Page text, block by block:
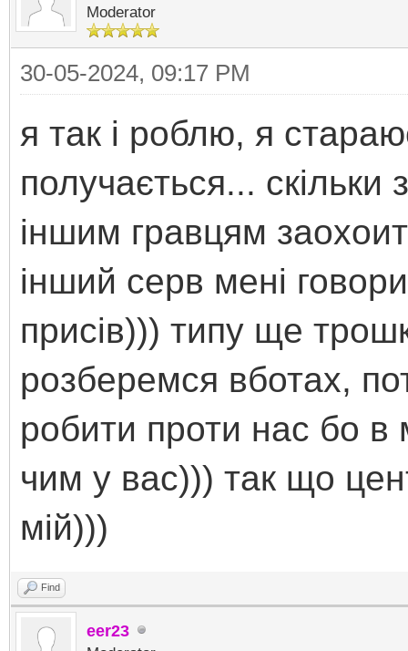
Moderator
30-05-2024, 09:17 PM
я так і роблю, я
получається... скільки
іншим гравцям
інший серв мені
присів))) типу ще
розберемся вботах,
робити проти нас бо в
чим у вас))) так що
мій)))
Find
eer23